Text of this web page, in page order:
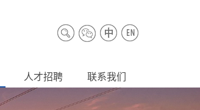
人才招聘 联系我们